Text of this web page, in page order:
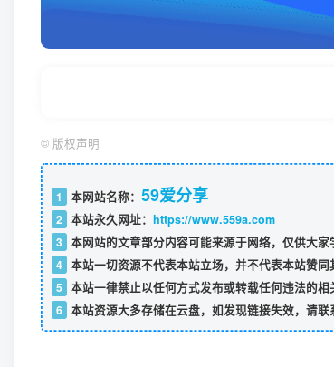
© 版权声明
1 本网站名称： 59爱分享
2 本站永久网址： https://www.559a.com
3 本网站的文章部分内容可能来源于网络，仅供大
4 本站一切资源不代表本站立场，并不代表本站赞同
5 本站一律禁止以任何方式发布或转载任何违法的
6 本站资源大多存储在云盘，如发现链接失效，请联